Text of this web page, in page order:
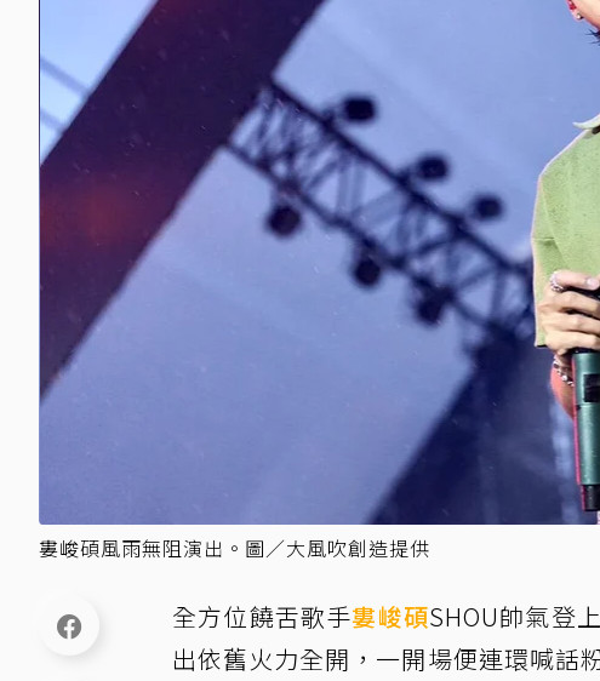
婁峻碩風雨無阻演出。圖／大風吹創造提供
全方位饒舌歌手婁峻碩SHOU帥氣登
出依舊火力全開，一開場便連環喊話